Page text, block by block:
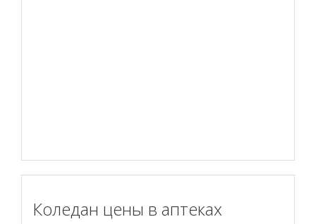
Коледан цены в аптеках